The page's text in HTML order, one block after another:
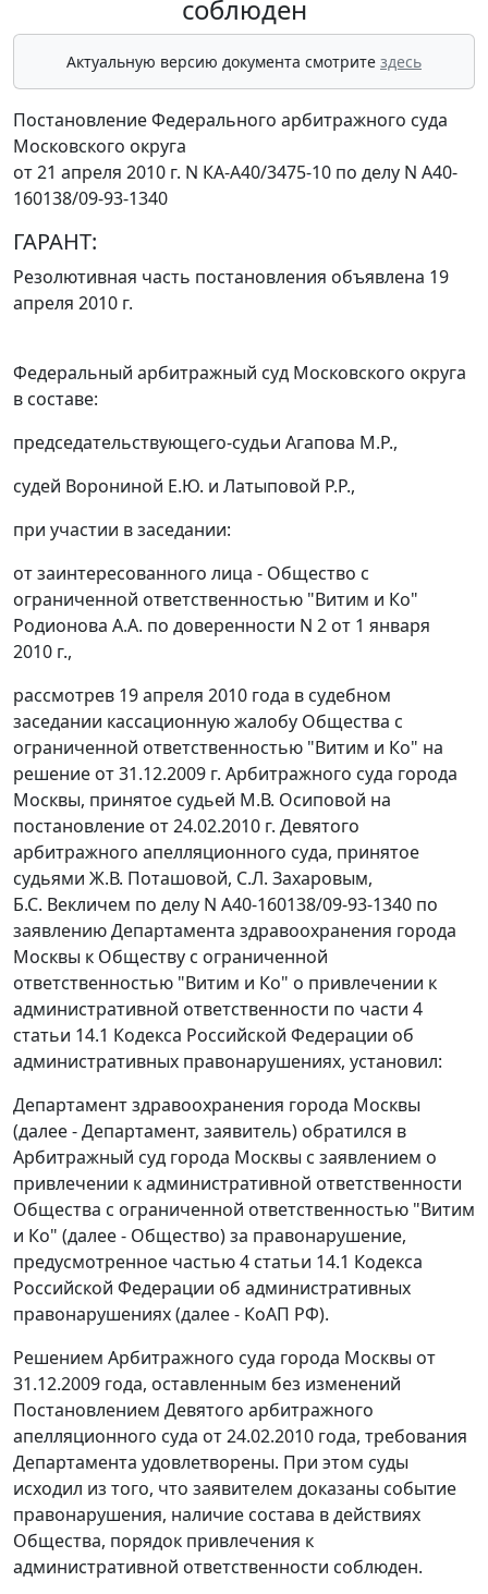
соблюден
Актуальную версию документа смотрите здесь
Постановление Федерального арбитражного суда
Московского округа
от 21 апреля 2010 г. N КА-А40/3475-10 по делу N А40-
160138/09-93-1340
ГАРАНТ:
Резолютивная часть постановления объявлена 19
апреля 2010 г.
Федеральный арбитражный суд Московского округа
в составе:
председательствующего-судьи Агапова М.Р.,
судей Ворониной Е.Ю. и Латыповой Р.Р.,
при участии в заседании:
от заинтересованного лица - Общество с
ограниченной ответственностью "Витим и Ко"
Родионова А.А. по доверенности N 2 от 1 января
2010 г.,
рассмотрев 19 апреля 2010 года в судебном
заседании кассационную жалобу Общества с
ограниченной ответственностью "Витим и Ко" на
решение от 31.12.2009 г. Арбитражного суда города
Москвы, принятое судьей М.В. Осиповой на
постановление от 24.02.2010 г. Девятого
арбитражного апелляционного суда, принятое
судьями Ж.В. Поташовой, С.Л. Захаровым,
Б.С. Векличем по делу N А40-160138/09-93-1340 по
заявлению Департамента здравоохранения города
Москвы к Обществу с ограниченной
ответственностью "Витим и Ко" о привлечении к
административной ответственности по части 4
статьи 14.1 Кодекса Российской Федерации об
административных правонарушениях, установил:
Департамент здравоохранения города Москвы
(далее - Департамент, заявитель) обратился в
Арбитражный суд города Москвы с заявлением о
привлечении к административной ответственности
Общества с ограниченной ответственностью "Витим
и Ко" (далее - Общество) за правонарушение,
предусмотренное частью 4 статьи 14.1 Кодекса
Российской Федерации об административных
правонарушениях (далее - КоАП РФ).
Решением Арбитражного суда города Москвы от
31.12.2009 года, оставленным без изменений
Постановлением Девятого арбитражного
апелляционного суда от 24.02.2010 года, требования
Департамента удовлетворены. При этом суды
исходил из того, что заявителем доказаны событие
правонарушения, наличие состава в действиях
Общества, порядок привлечения к
административной ответственности соблюден.